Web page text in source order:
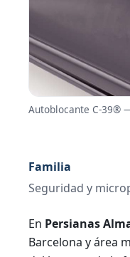
Autoblocante C-39®
Familia
Seguridad y
En Persianas
Barcelona y área